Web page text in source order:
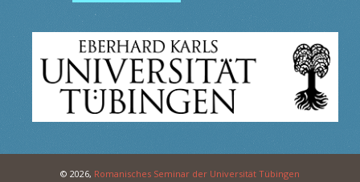
© 2026, Romanisches Seminar der Universität Tübingen